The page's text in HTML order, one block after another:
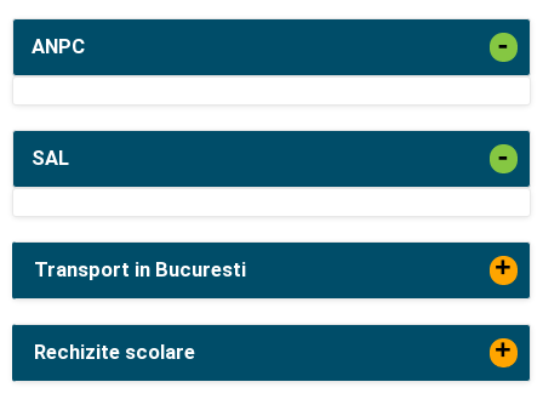
ANPC -
SAL -
Transport in Bucuresti +
Rechizite scolare +